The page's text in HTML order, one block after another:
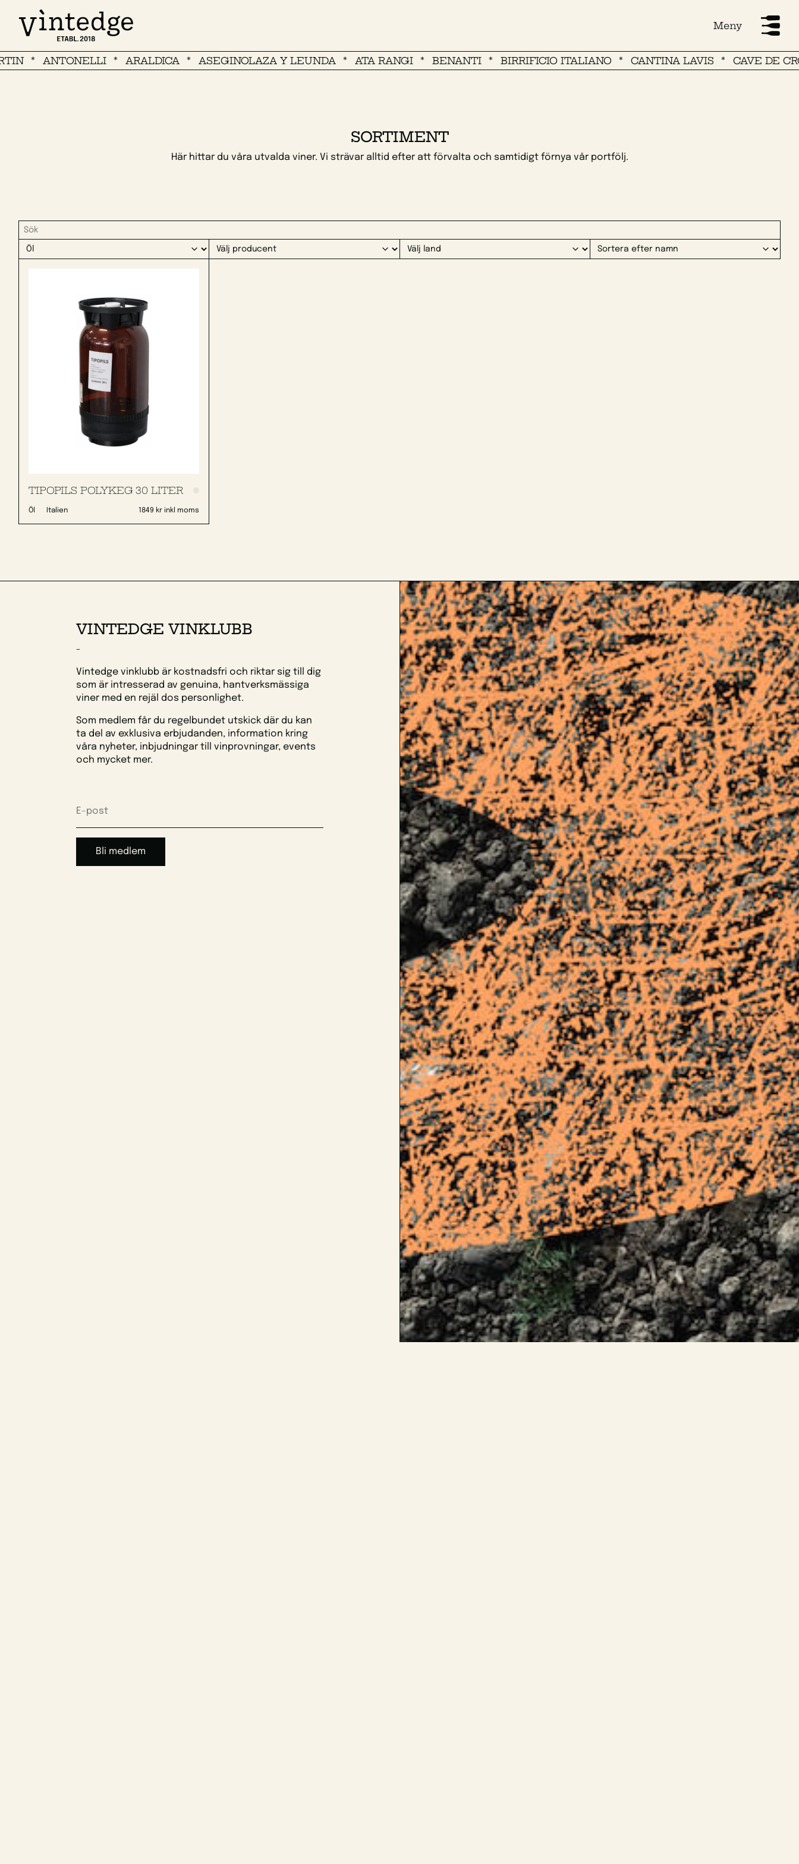
Meny
ANTONELLI ARALDICA ASEGINOLAZA Y LEUNDA ATA RANGI BENANTI BIRRIFICIO ITALIANO CANTINA LAVIS CAVE DE
SORTIMENT
Här hittar du våra utvalda viner. Vi strävar alltid efter att förvalta och samtidigt förnya vår portfölj.
TIPOPILS POLYKEG 30 LITER
Öl Italien 1849 kr inkl moms
VINTEDGE VINKLUBB
-
Vintedge vinklubb är kostnadsfri och riktar sig till dig
som är intresserad av genuina, hantverksmässiga
viner med en rejäl dos personlighet.
Som medlem får du regelbundet utskick där du kan
ta del av exklusiva erbjudanden, information kring
våra nyheter, inbjudningar till vinprovningar, events
och mycket mer.
Bli medlem